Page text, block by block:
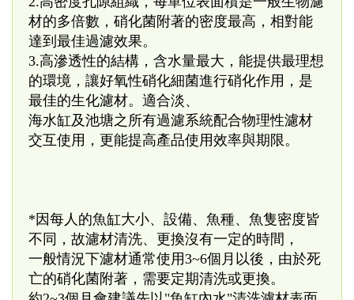
材的多倍數，硝化菌附著的密度最高，相對能
達到最佳過濾效果。
3.高滲透性的結構，含水量最大，能提供最理想
的環境，讓好氧性硝化細菌進行硝化作用，是
最佳的生化濾材。適合淡、
海水缸及池塘之所有過濾系統配合物理性濾材
交互使用，更能提高產品使用效率與期限。
*因每人的魚缸大小、設備、魚種、魚隻密度皆
不同，故濾材清洗、更換沒有一定的時間，
一般情況下濾材通常使用3~6個月以後，由於死
亡的硝化菌附著，需要定期清洗或更換。